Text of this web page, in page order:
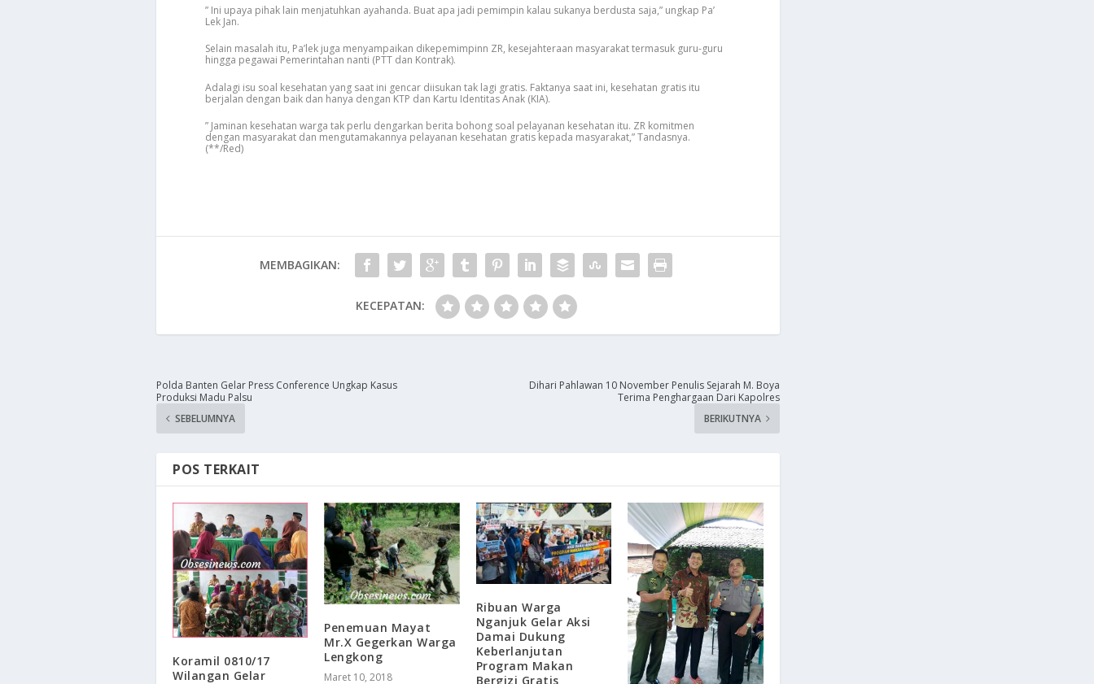
” Ini upaya pihak lain menjatuhkan ayahanda. Buat apa jadi pemimpin kalau sukanya berdusta saja,” ungkap Pa’
Lek Jan.
Selain masalah itu, Pa’lek juga menyampaikan dikepemimpinn ZR, kesejahteraan masyarakat termasuk guru-guru
hingga pegawai Pemerintahan nanti (PTT dan Kontrak).
Adalagi isu soal kesehatan yang saat ini gencar diisukan tak lagi gratis. Faktanya saat ini, kesehatan gratis itu
berjalan dengan baik dan hanya dengan KTP dan Kartu Identitas Anak (KIA).
” Jaminan kesehatan warga tak perlu dengarkan berita bohong soal pelayanan kesehatan itu. ZR komitmen
dengan masyarakat dan mengutamakannya pelayanan kesehatan gratis kepada masyarakat,” Tandasnya.
(**/Red)
MEMBAGIKAN:
KECEPATAN:
Polda Banten Gelar Press Conference Ungkap Kasus
Produksi Madu Palsu
SEBELUMNYA
Dihari Pahlawan 10 November Penulis Sejarah M. Boya
Terima Penghargaan Dari Kapolres
BERIKUTNYA
POS TERKAIT
​Koramil 0810/17
Wilangan Gelar
Penemuan Mayat
Mr.X Gegerkan Warga
Lengkong
Maret 10, 2018
Ribuan Warga
Nganjuk Gelar Aksi
Damai Dukung
Keberlanjutan
Program Makan
Bergizi Gratis